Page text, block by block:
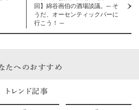
回】綿谷画伯の酒場談議。─ そ
うだ、オーセンティックバーに
行こう！ ─
たへのおすすめ
トレンド記事